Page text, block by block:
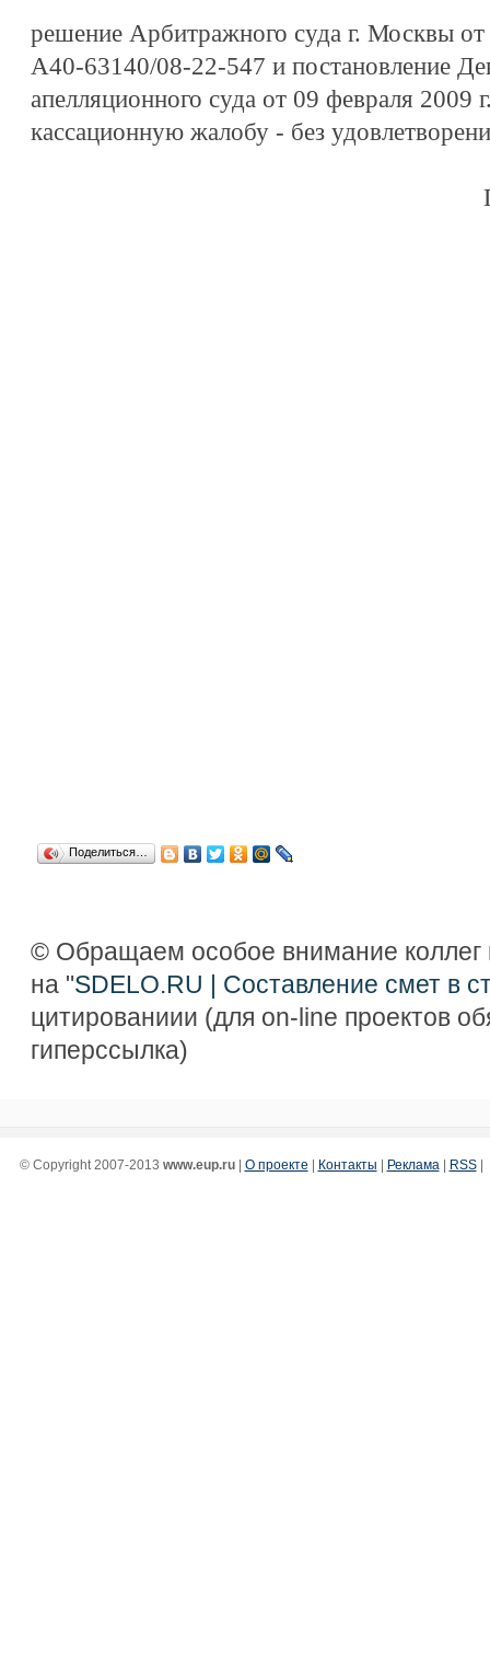
решение Арбитражного суда г. Москвы
А40-63140/08-22-547 и постановление
апелляционного суда от 09 февраля 2009
кассационную жалобу - без
Поделиться…
© Обращаем особое внимание коллег
на "SDELO.RU | Составление смет в
цитированиии (для on-line проектов
гиперссылка)
© Copyright 2007-2013 www.eup.ru| О проекте | Контакты | Реклама | RSS|